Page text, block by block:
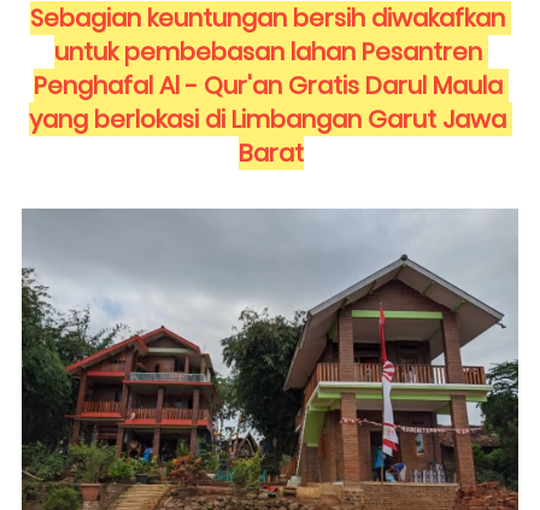
Sebagian keuntungan bersih diwakafkan
untuk pembebasan lahan Pesantren
Penghafal Al - Qur'an Gratis Darul Maula
yang berlokasi di Limbangan Garut Jawa
Barat